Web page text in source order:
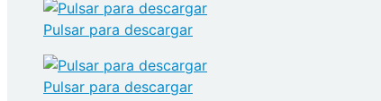
Pulsar para descargar
Pulsar para descargar